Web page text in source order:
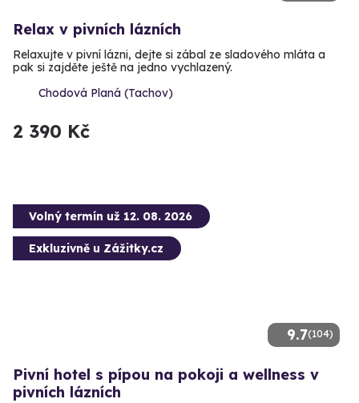
Relax v pivních lázních
Relaxujte v pivní lázni, dejte si zábal ze sladového mláta a
pak si zajděte ještě na jedno vychlazený.
Chodová Planá (Tachov)
2 390 Kč
9.7(104)
Volný termín už 12. 08. 2026
Exkluzivně u Zážitky.cz
Pivní hotel s pípou na pokoji a wellness v
pivních lázních